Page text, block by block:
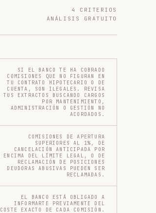
4 CRITERIOS
ANÁLISIS GRATUITO
SI EL BANCO TE HA COBRADO
COMISIONES QUE NO FIGURAN EN
TU CONTRATO HIPOTECARIO O DE
CUENTA, SON ILEGALES. REVISA
TUS EXTRACTOS BUSCANDO CARGOS
POR MANTENIMIENTO,
ADMINISTRACIÓN O GESTIÓN NO
ACORDADOS.
COMISIONES DE APERTURA
SUPERIORES AL 1%, DE
CANCELACIÓN ANTICIPADA POR
ENCIMA DEL LÍMITE LEGAL, O DE
RECLAMACIÓN DE POSICIONES
DEUDORAS ABUSIVAS PUEDEN SER
RECLAMADAS.
EL BANCO ESTÁ OBLIGADO A
INFORMARTE PREVIAMENTE DEL
COSTE EXACTO DE CADA COMISIÓN.